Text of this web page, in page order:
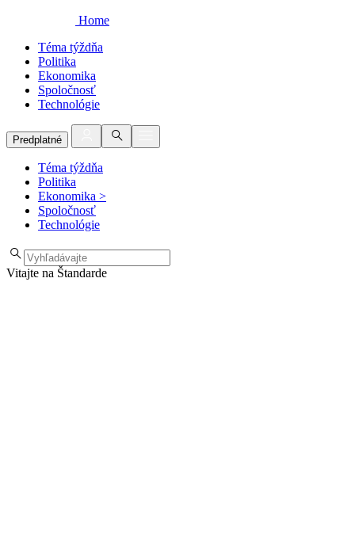
Home
Téma týždňa
Politika
Ekonomika
Spoločnosť
Technológie
Predplatné
Téma týždňa
Politika
Ekonomika >
Spoločnosť
Technológie
Vitajte na Štandarde